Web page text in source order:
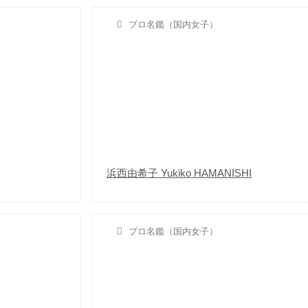
プロ名鑑（国内女子）
浜西由希子 Yukiko HAMANISHI
プロ名鑑（国内女子）